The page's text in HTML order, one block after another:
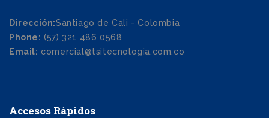
Dirección:Santiago de Cali - Colombia
Phone: (57) 321 486 0568
Email: comercial@tsitecnologia.com.co
Accesos Rápidos